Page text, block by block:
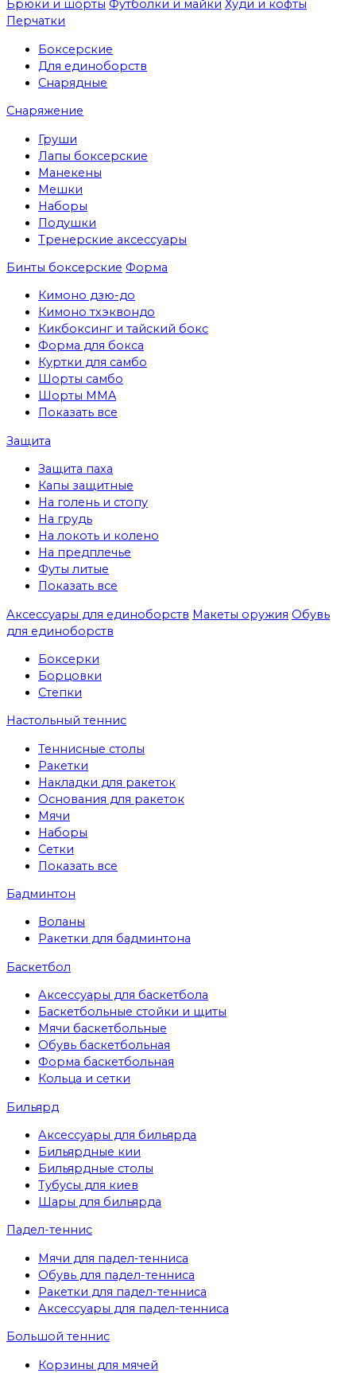
Брюки и шорты Футболки и майки Худи и кофты
Перчатки
Боксерские
Для единоборств
Снарядные
Снаряжение
Груши
Лапы боксерские
Манекены
Мешки
Наборы
Подушки
Тренерские аксессуары
Бинты боксерские Форма
Кимоно дзю-до
Кимоно тхэквондо
Кикбоксинг и тайский бокс
Форма для бокса
Куртки для самбо
Шорты самбо
Шорты MMA
Показать все
Защита
Защита паха
Капы защитные
На голень и стопу
На грудь
На локоть и колено
На предплечье
Футы литые
Показать все
Аксессуары для единоборств Макеты оружия Обувь
для единоборств
Боксерки
Борцовки
Степки
Настольный теннис
Теннисные столы
Ракетки
Накладки для ракеток
Основания для ракеток
Мячи
Наборы
Сетки
Показать все
Бадминтон
Воланы
Ракетки для бадминтона
Баскетбол
Аксессуары для баскетбола
Баскетбольные стойки и щиты
Мячи баскетбольные
Обувь баскетбольная
Форма баскетбольная
Кольца и сетки
Бильярд
Аксессуары для бильярда
Бильярдные кии
Бильярдные столы
Тубусы для киев
Шары для бильярда
Падел-теннис
Мячи для падел-тенниса
Обувь для падел-тенниса
Ракетки для падел-тенниса
Аксессуары для падел-тенниса
Большой теннис
Корзины для мячей